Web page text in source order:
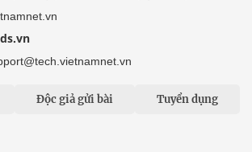
Độc giả gửi bài Tuyển dụng